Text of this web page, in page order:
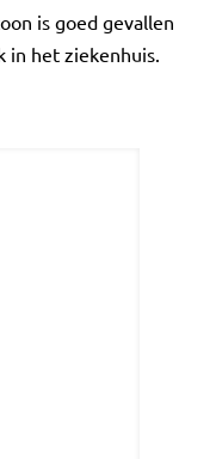
is goed gevallen
in het ziekenhuis.